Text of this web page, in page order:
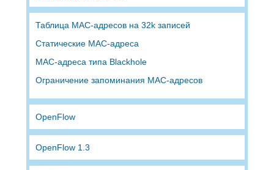
Таблица MAC-адресов на 32k записей
Статические MAC-адреса
MAC-адреса типа Blackhole
Ограничение запоминания MAC-адресов
OpenFlow
OpenFlow 1.3